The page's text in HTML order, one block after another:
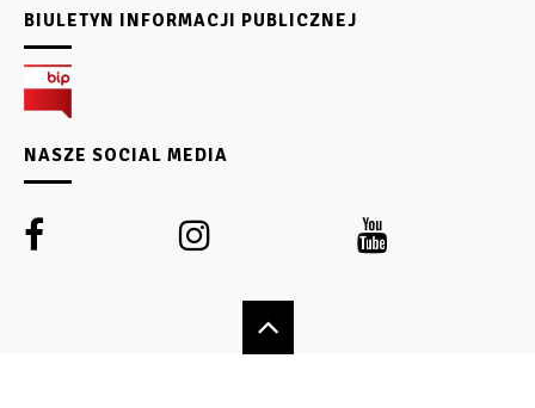
BIULETYN INFORMACJI PUBLICZNEJ
NASZE SOCIAL MEDIA